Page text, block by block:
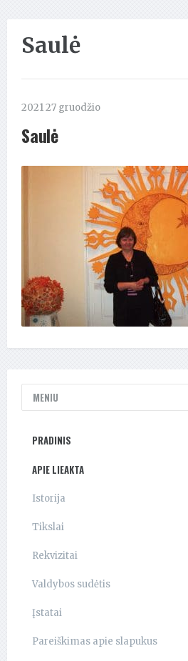
Saulė
2021 27 gruodžio
Saulė
MENIU
PRADINIS
APIE LIEAKTA
Istorija
Tikslai
Rekvizitai
Valdybos sudėtis
Įstatai
Pareiškimas apie slapukus